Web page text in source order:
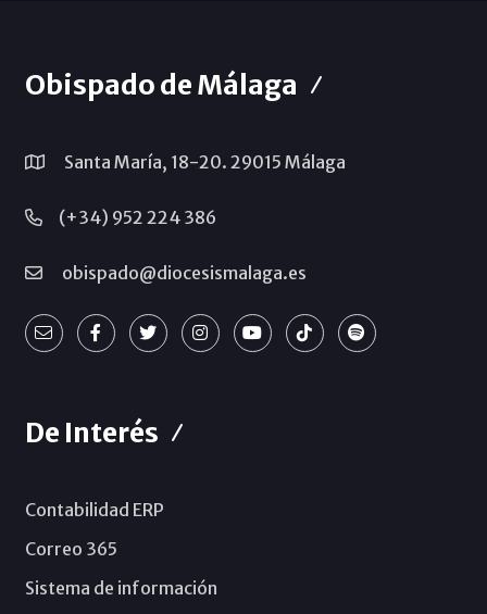
Obispado de Málaga
Santa María, 18-20. 29015 Málaga
(+34) 952 224 386
obispado@diocesismalaga.es
De Interés
Contabilidad ERP
Correo 365
Sistema de información